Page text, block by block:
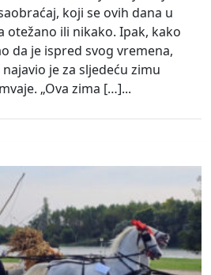
koji se ovih dana u
otežano ili nikako. Ipak, kako
da je ispred svog vremena,
je za sljedeću zimu
„Ova zima […]...